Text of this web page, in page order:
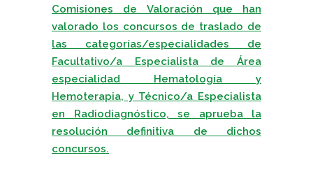
Comisiones de Valoración que han
valorado los concursos de traslado de
las categorías/especialidades de
Facultativo/a Especialista de Área
especialidad Hematología y
Hemoterapia, y Técnico/a Especialista
en Radiodiagnóstico, se aprueba la
resolución definitiva de dichos
concursos.